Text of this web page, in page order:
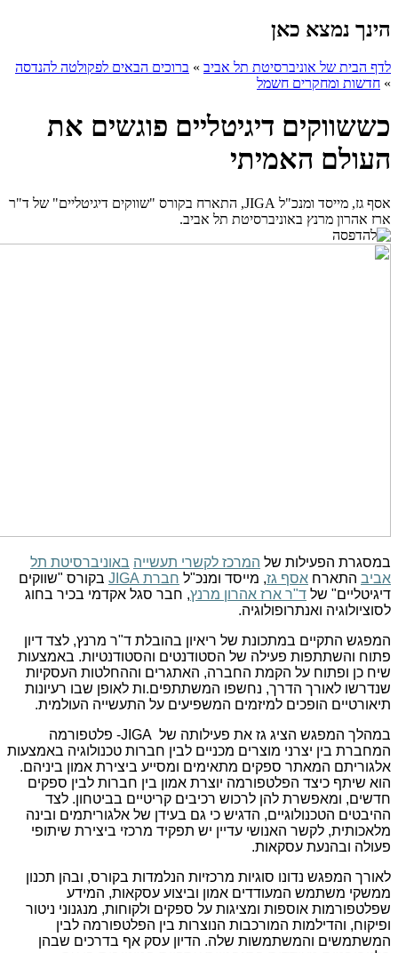
הינך נמצא כאן
לדף הבית של אוניברסיטת תל אביב » ברוכים הבאים לפקולטה להנדסה
» חדשות ומחקרים חשמל
כששווקים דיגיטליים פוגשים את
העולם האמיתי
אסף גז, מייסד ומנכ"ל JIGA, התארח בקורס "שווקים דיגיטליים" של ד"ר
ארז אהרון מרנץ באוניברסיטת תל אביב.
במסגרת הפעילות של המרכז לקשרי תעשייה באוניברסיטת תל
אביב התארח אסף גז, מייסד ומנכ"ל חברת JIGA
בקורס "שווקים
דיגיטליים" של ד"ר ארז אהרון מרנץ, חבר סגל אקדמי בכיר בחוג
לסוציולוגיה ואנתרופולוגיה.
המפגש התקיים במתכונת של ריאיון בהובלת ד"ר מרנץ, לצד דיון
פתוח והשתתפות פעילה של הסטודנטים והסטודנטיות. באמצעות
שיח כן ופתוח על הקמת החברה, האתגרים וההחלטות העסקיות
שנדרשו לאורך הדרך, נחשפו המשתתפים.ות לאופן שבו רעיונות
תיאורטיים הופכים למיזמים המשפיעים על התעשייה העולמית.
במהלך המפגש הציג גז את פעילותה של JIGA- פלטפורמה
המחברת בין יצרני מוצרים מכניים לבין חברות טכנולוגיה באמצעות
אלגוריתם המאתר ספקים מתאימים ומסייע ביצירת אמון ביניהם.
הוא שיתף כיצד הפלטפורמה יוצרת אמון בין חברות לבין ספקים
חדשים, ומאפשרת להן לרכוש רכיבים קריטיים בביטחון. לצד
ההיבטים הטכנולוגיים, הדגיש כי גם בעידן של אלגוריתמים ובינה
מלאכותית, לקשר האנושי עדיין יש תפקיד מרכזי ביצירת שיתופי
פעולה ובהנעת עסקאות.
לאורך המפגש נדונו סוגיות מרכזיות הנלמדות בקורס, ובהן תכנון
ממשקי משתמש המעודדים אמון וביצוע עסקאות, המידע
שפלטפורמות אוספות ומציגות על ספקים ולקוחות, מנגנוני ניטור
ופיקוח, והדילמות המורכבות הנוצרות בין הפלטפורמה לבין
המשתמשים והמשתמשות שלה. הדיון עסק אף בדרכים שבהן